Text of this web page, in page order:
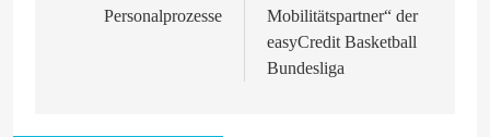
Personalprozesse
Mobilitätspartner“ der
easyCredit Basketball
Bundesliga